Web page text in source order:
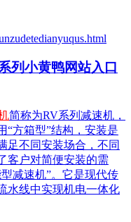
列小黄鸭网站入口
简称为RV系列减速机，
“方箱型”结构，安装是
足不同安装场合，不同
客户对简便安装的需
减速机”。它是现代传
水线中实现机电一体化